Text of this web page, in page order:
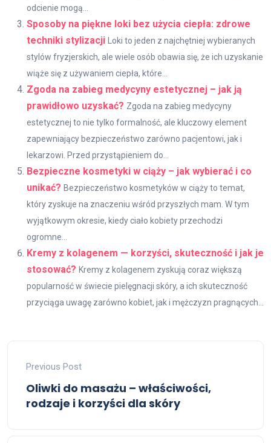
odcienie mogą...
Sposoby na piękne loki bez użycia ciepła: zdrowe
techniki stylizacji
Loki to jeden z najchętniej wybieranych
stylów fryzjerskich, ale wiele osób obawia się, że ich uzyskanie
wiąże się z używaniem ciepła, które...
Zgoda na zabieg medycyny estetycznej – jak ją
prawidłowo uzyskać? Zgoda na zabieg medycyny
estetycznej to nie tylko formalność, ale kluczowy element
zapewniający bezpieczeństwo zarówno pacjentowi, jak i
lekarzowi. Przed przystąpieniem do...
Bezpieczne kosmetyki w ciąży – jak wybierać i co
unikać? Bezpieczeństwo kosmetyków w ciąży to temat,
który zyskuje na znaczeniu wśród przyszłych mam. W tym
wyjątkowym okresie, kiedy ciało kobiety przechodzi
ogromne...
Kremy z kolagenem — korzyści, skuteczność i jak je
stosować? Kremy z kolagenem zyskują coraz większą
popularność w świecie pielęgnacji skóry, a ich skuteczność
przyciąga uwagę zarówno kobiet, jak i mężczyzn pragnących...
Previous Post
Oliwki do masażu – właściwości,
rodzaje i korzyści dla skóry